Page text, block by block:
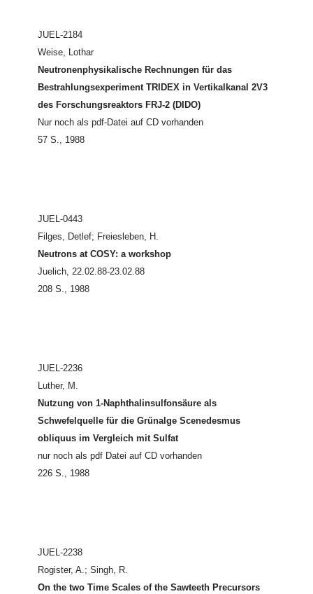
JUEL-2184
Weise, Lothar
Neutronenphysikalische Rechnungen für das
Bestrahlungsexperiment TRIDEX in Vertikalkanal 2V3
des Forschungsreaktors FRJ-2 (DIDO)
Nur noch als pdf-Datei auf CD vorhanden
57 S., 1988
JUEL-0443
Filges, Detlef; Freiesleben, H.
Neutrons at COSY: a workshop
Juelich, 22.02.88-23.02.88
208 S., 1988
JUEL-2236
Luther, M.
Nutzung von 1-Naphthalinsulfonsäure als
Schwefelquelle für die Grünalge Scenedesmus
obliquus im Vergleich mit Sulfat
nur noch als pdf Datei auf CD vorhanden
226 S., 1988
JUEL-2238
Rogister, A.; Singh, R.
On the two Time Scales of the Sawteeth Precursors